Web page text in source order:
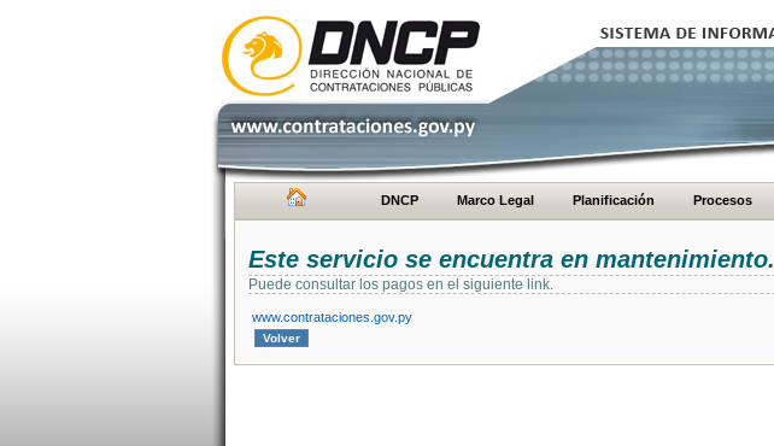
DNCP Marco Legal Planificación Procesos
Este servicio se encuentra en mantenimiento.
Puede consultar los pagos en el siguiente link.
www.contrataciones.gov.py